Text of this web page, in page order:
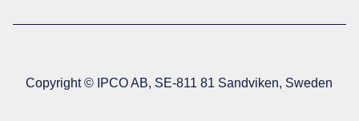
Copyright © IPCO AB, SE-811 81 Sandviken, Sweden